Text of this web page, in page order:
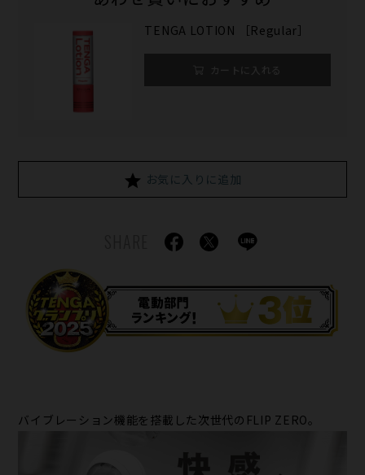
TENGA LOTION ［Regular］
お気に入りに追加
バイブレーション機能を搭載した次世代のFLIP ZERO。